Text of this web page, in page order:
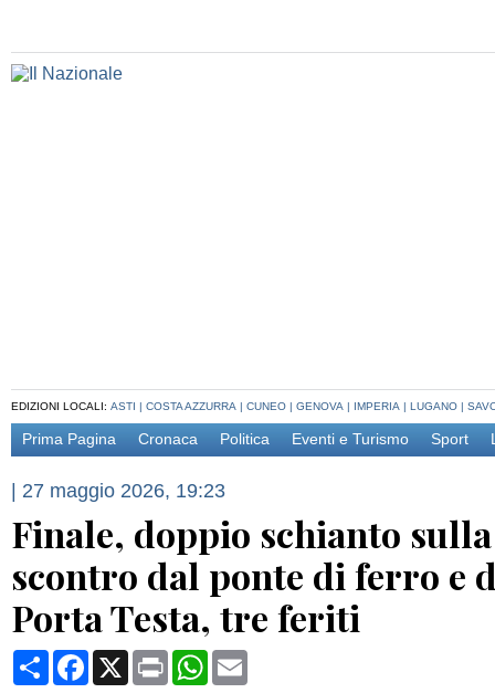
EDIZIONI LOCALI: ASTI | COSTA AZZURRA | CUNEO | GENOVA | IMPERIA | LUGANO |
Prima Pagina Cronaca Politica Eventi e Turismo Sport
| 27 maggio 2026, 19:23
Finale, doppio schianto
scontro dal ponte di ferro e
Porta Testa, tre feriti
CondividiFacebook
X Print WhatsApp